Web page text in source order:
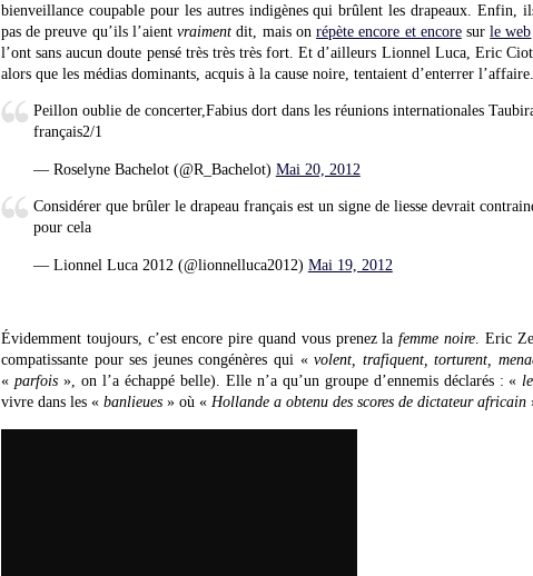
bienveillance coupable pour les autres indigènes qui brûlent les drapeaux. Enfin,
pas de preuve qu’ils l’aientvraiment dit, mais onrépète encore et encoresurle web
l’ont sans aucun doute pensé très très très fort. Et d’ailleurs Lionnel Luca, Eric
alors que les médias dominants, acquis à la cause noire, tentaient d’enterrer
Peillon oublie de concerter,Fabius dort dans les réunions internationales
français2/1
— Roselyne Bachelot (@R_Bachelot) Mai 20, 2012
Considérer que brûler le drapeau français est un signe de liesse devrait
pour cela
— Lionnel Luca 2012 (@lionnelluca2012) Mai 19, 2012
Évidemment toujours, c’est encore pire quand vous prenez lafemme noire. Eric
compatissante pour ses jeunes congénères qui «volent, trafiquent, torturent,
« parfois », on l’a échappé belle). Elle n’a qu’un groupe d’ennemis déclarés : «
vivre dans les « banlieues » où « Hollande a obtenu des scores de dictateur africain